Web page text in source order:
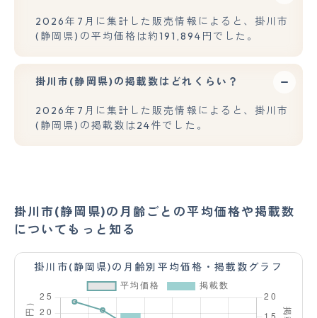
2026年7月に集計した販売情報によると、掛川市
(静岡県)の平均価格は約191,894円でした。
掛川市(静岡県)の掲載数はどれくらい？
2026年7月に集計した販売情報によると、掛川市
(静岡県)の掲載数は24件でした。
掛川市(静岡県)の月齢ごとの平均価格や掲載数
についてもっと知る
掛川市(静岡県)の月齢別平均価格・掲載数グラフ